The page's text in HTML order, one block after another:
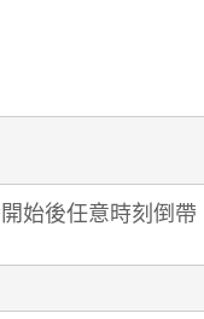
始後任意時刻倒帶